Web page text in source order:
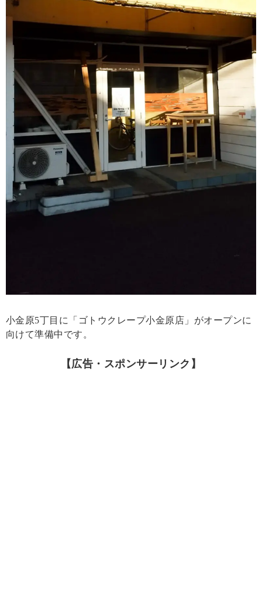
小金原5丁目に「ゴトウクレープ小金原店」がオープンに
向けて準備中です。
【広告・スポンサーリンク】